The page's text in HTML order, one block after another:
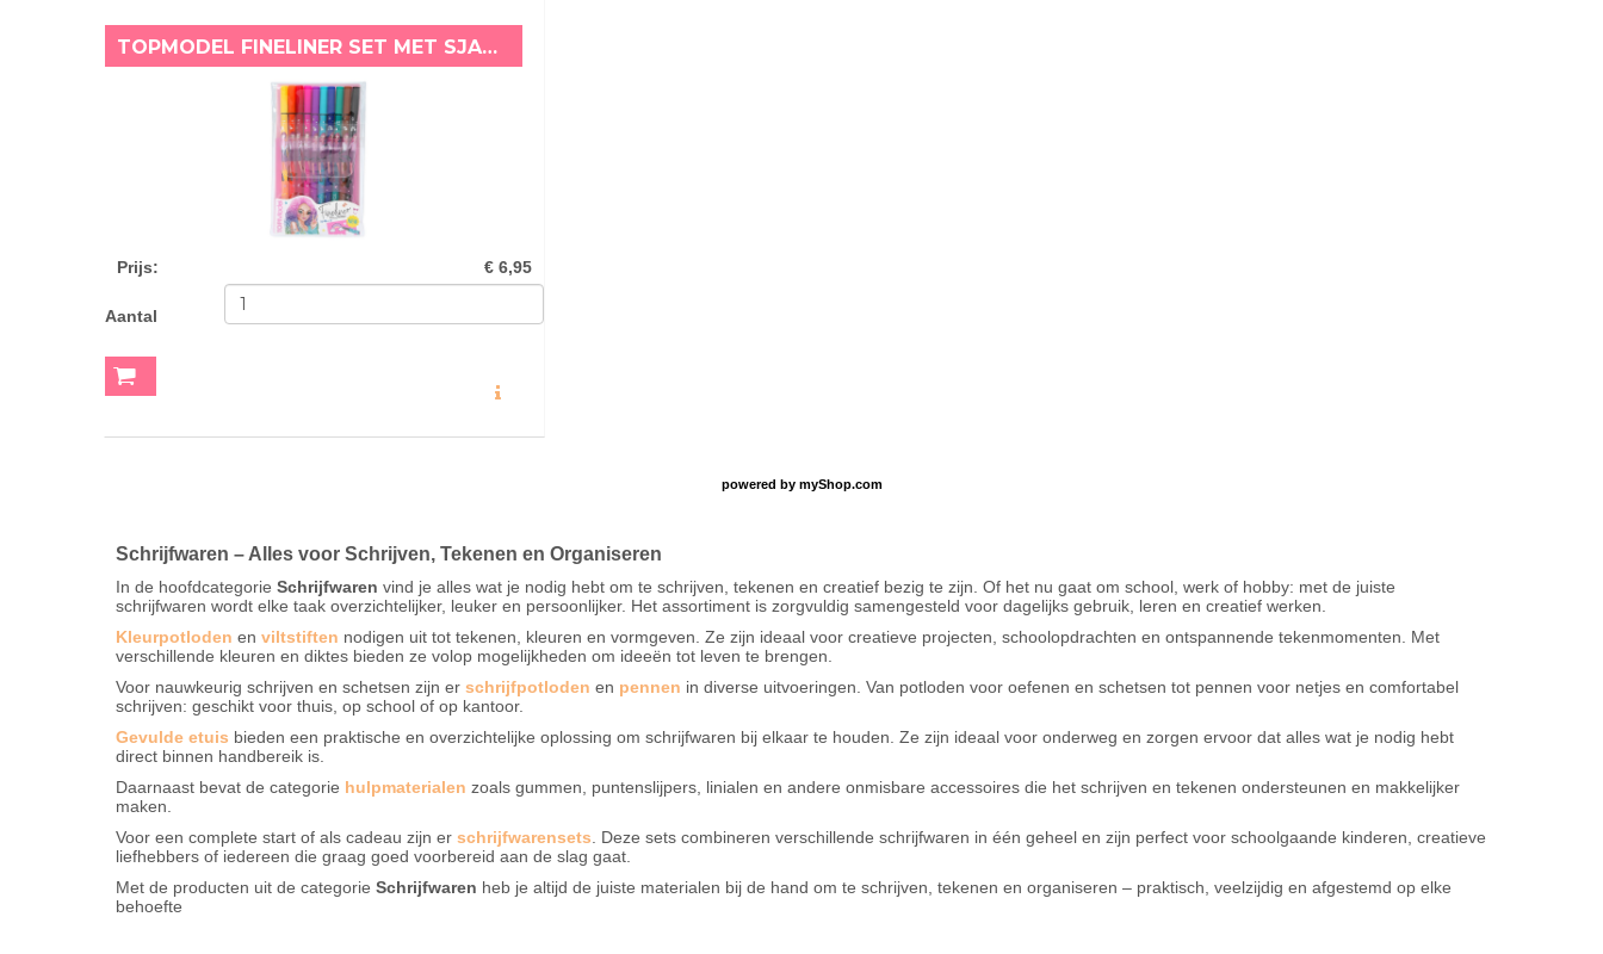
TOPMODEL FINELINER SET MET SJABLONEN
Prijs: € 6,95
Aantal
powered by myShop.com
Schrijfwaren – Alles voor Schrijven, Tekenen en Organiseren
In de hoofdcategorie Schrijfwaren vind je alles wat je nodig hebt om te schrijven, tekenen en creatief bezig te zijn. Of het nu gaat om school, werk of hobby: met de juiste
schrijfwaren wordt elke taak overzichtelijker, leuker en persoonlijker. Het assortiment is zorgvuldig samengesteld voor dagelijks gebruik, leren en creatief werken.
Kleurpotloden en viltstiften nodigen uit tot tekenen, kleuren en vormgeven. Ze zijn ideaal voor creatieve projecten, schoolopdrachten en ontspannende tekenmomenten. Met
verschillende kleuren en diktes bieden ze volop mogelijkheden om ideeën tot leven te brengen.
Voor nauwkeurig schrijven en schetsen zijn er schrijfpotloden en pennen in diverse uitvoeringen. Van potloden voor oefenen en schetsen tot pennen voor netjes en comfortabel
schrijven: geschikt voor thuis, op school of op kantoor.
Gevulde etuis bieden een praktische en overzichtelijke oplossing om schrijfwaren bij elkaar te houden. Ze zijn ideaal voor onderweg en zorgen ervoor dat alles wat je nodig hebt
direct binnen handbereik is.
Daarnaast bevat de categorie hulpmaterialen zoals gummen, puntenslijpers, linialen en andere onmisbare accessoires die het schrijven en tekenen ondersteunen en makkelijker
maken.
Voor een complete start of als cadeau zijn er schrijfwarensets. Deze sets combineren verschillende schrijfwaren in één geheel en zijn perfect voor schoolgaande kinderen, creatieve
liefhebbers of iedereen die graag goed voorbereid aan de slag gaat.
Met de producten uit de categorie Schrijfwaren heb je altijd de juiste materialen bij de hand om te schrijven, tekenen en organiseren – praktisch, veelzijdig en afgestemd op elke
behoefte